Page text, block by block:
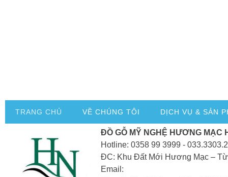
TRANG CHỦ VỀ CHÚNG TÔI DỊCH VỤ & SẢN
ĐỒ GỖ MỸ NGHỆ HƯƠNG MẠC
Hotline: 0358 99 3999 -
ĐC: Khu Đất Mới Hương Mạc –
Email: